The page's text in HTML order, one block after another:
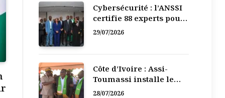
Cybersécurité : l’ANSSI
certifie 88 experts pour
renforcer la défense
29/07/2026
Côte d’Ivoire : Assi-
Toumassi installe le
bureau exécutif de sa
28/07/2026